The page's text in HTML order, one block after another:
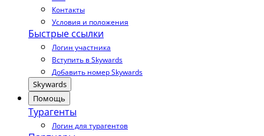
Контакты
Условия и положения
Быстрые ссылки
Логин участника
Вступить в Skywards
Добавить номер Skywards
Skywards
Помощь
Турагенты
Логин для турагентов